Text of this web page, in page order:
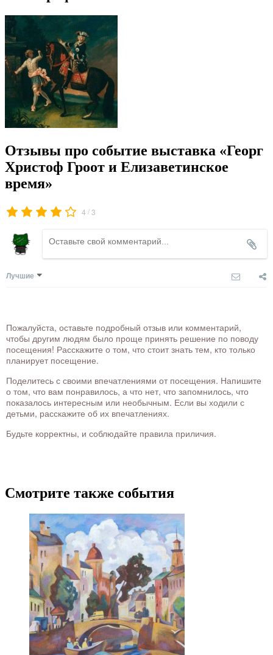
Отзывы про событие выставка «Георг
Христоф Гроот и Елизаветинское
время»
4 /3
Лучшие
Пожалуйста, оставьте подробный отзыв или комментарий,
чтобы другим людям было проще принять решение по поводу
посещения! Расскажите о том, что стоит знать тем, кто только
планирует посещение.
Поделитесь с своими впечатлениями от посещения. Напишите
о том, что вам понравилось, а что нет, что запомнилось, что
показалось интересным или необычным. Если вы ходили с
детьми, расскажите об их впечатлениях.
Будьте корректны, и соблюдайте правила приличия.
Смотрите также события